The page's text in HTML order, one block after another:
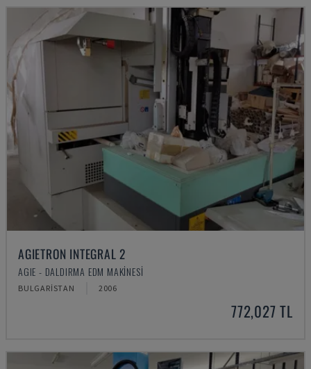
AGIETRON INTEGRAL 2
AGIE - DALDIRMA EDM MAKINESI
BULGARISTAN 2006
772,027 TL